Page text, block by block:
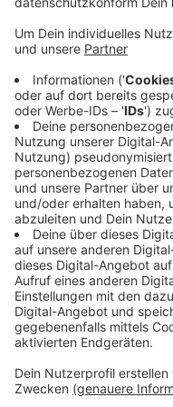
Anzeige
Bei den sogenannten
schweren
aus Nottuln vom
im Kreis ist das
aber die Technik
der Fahrer bzw.
empfiehlt die Polizei
niederländischen
Beifahrer die Tür mit
zwingt. Das sei
Unfälle einzudämmen.